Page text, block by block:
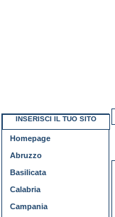
INSERISCI IL TUO SITO
Homepage
Abruzzo
Basilicata
Calabria
Campania